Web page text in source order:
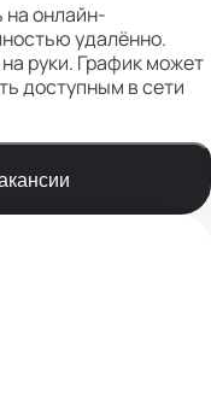
на онлайн-
удалённо.
руки. График может
доступным в сети